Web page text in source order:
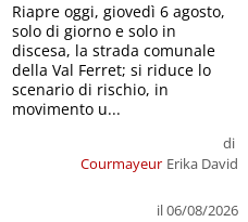
Courmayeur
di
Erika David
il 06/08/2026
Riapre oggi, giovedì 6 agosto,
solo di giorno e solo in
discesa, la strada comunale
della Val Ferret; si riduce lo
scenario di rischio, in
movimento u...